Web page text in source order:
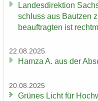
Lan­des­di­rek­ti­on
schluss aus Baut­zen
be­auf­trag­ten ist
22.08.2025
Hamza A. aus der
20.08.2025
Grü­nes Licht für